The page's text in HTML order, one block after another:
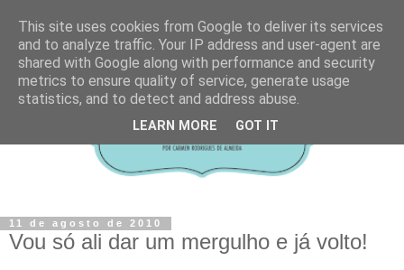
11 de agosto de 2010
Vou só ali dar um mergulho e já volto!
This site uses cookies from Google to deliver its services
and to analyze traffic. Your IP address and user-agent are
shared with Google along with performance and security
metrics to ensure quality of service, generate usage
statistics, and to detect and address abuse.
LEARN MORE GOT IT